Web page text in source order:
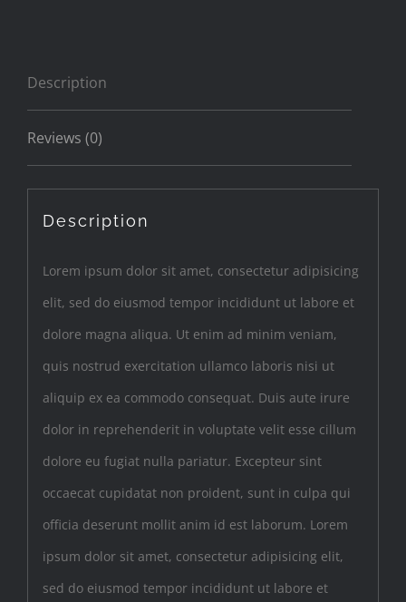
Description
Reviews (0)
Description
Lorem ipsum dolor sit amet, consectetur adipisicing
elit, sed do eiusmod tempor incididunt ut labore et
dolore magna aliqua. Ut enim ad minim veniam,
quis nostrud exercitation ullamco laboris nisi ut
aliquip ex ea commodo consequat. Duis aute irure
dolor in reprehenderit in voluptate velit esse cillum
dolore eu fugiat nulla pariatur. Excepteur sint
occaecat cupidatat non proident, sunt in culpa qui
officia deserunt mollit anim id est laborum. Lorem
ipsum dolor sit amet, consectetur adipisicing elit,
sed do eiusmod tempor incididunt ut labore et